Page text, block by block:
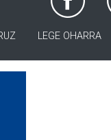
LEGE OHARRA